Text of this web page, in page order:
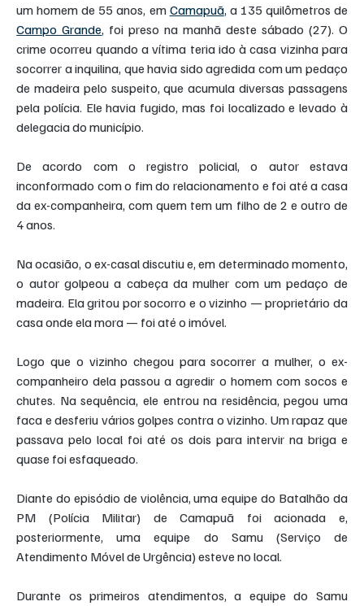
um homem de 55 anos, em Camapuã
Campo Grande, foi preso na manhã deste sábado (27). O
crime ocorreu quando a vítima teria ido à casa vizinha para
socorrer a inquilina, que havia sido agredida com um pedaço
de madeira pelo suspeito, que acumula diversas passagens
pela polícia. Ele havia fugido, mas foi localizado e levado à
delegacia do município.
De acordo com o registro policial, o autor estava
inconformado com o fim do relacionamento e foi até a casa
da ex-companheira, com quem tem um filho de 2 e outro de
4 anos.
Na ocasião, o ex-casal discutiu e, em determinado momento,
o autor golpeou a cabeça da mulher com um pedaço de
madeira. Ela gritou por socorro e o vizinho — proprietário da
casa onde ela mora — foi até o imóvel.
Logo que o vizinho chegou para socorrer a mulher, o ex-
companheiro dela passou a agredir o homem com socos e
chutes. Na sequência, ele entrou na residência, pegou uma
faca e desferiu vários golpes contra o vizinho. Um rapaz que
passava pelo local foi até os dois para intervir na briga e
quase foi esfaqueado.
Diante do episódio de violência, uma equipe do Batalhão da
PM (Polícia Militar) de Camapuã foi acionada e,
posteriormente, uma equipe do Samu (Serviço de
Atendimento Móvel de Urgência) esteve no local.
Durante os primeiros atendimentos, a equipe do Samu